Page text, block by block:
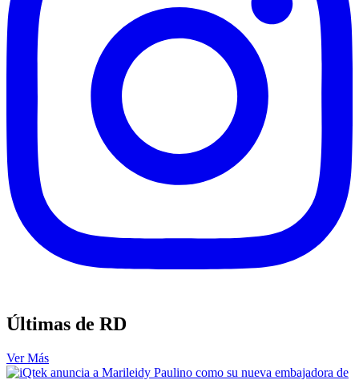
Últimas de RD
Ver Más